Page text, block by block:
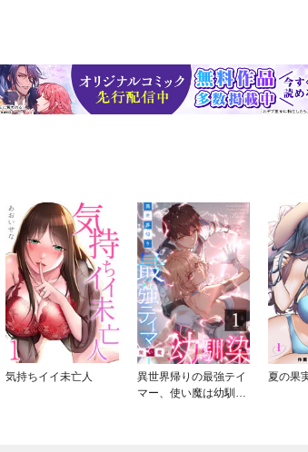
気持ちイイ未亡人
異世界帰りの最強テイ
マー、使い魔は幼馴染
夏の果